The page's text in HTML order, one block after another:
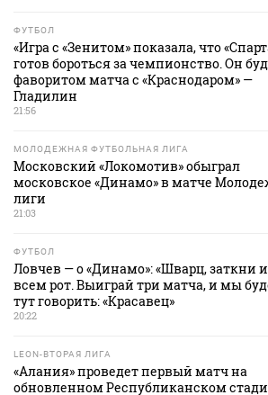
ФУТБОЛ
«Игра с «Зенитом» показала, что
готов бороться за чемпионство. Он
фаворитом матча с «Краснодаром» —
Гладилин
21:56
МОЛОДЕЖНАЯ ФУТБОЛЬНАЯ ЛИГА
Московский «Локомотив» обыграл
московское «Динамо» в матче
лиги
21:03
ФУТБОЛ
Ловчев — о «Динамо»: «Шварц, заткни
всем рот. Выиграй три матча, и мы
тут говорить: «Красавец»
20:22
LEON-ВТОРАЯ ЛИГА
«Алания» проведет первый матч на
обновленном Республиканском